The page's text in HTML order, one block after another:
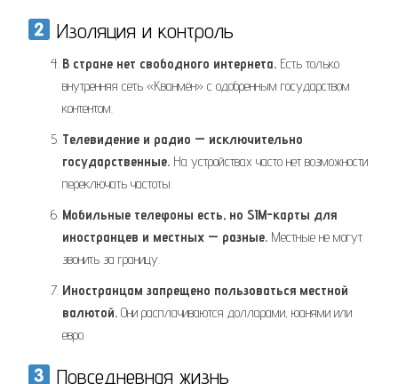
Изоляция и контроль
В стране нет свободного интернета. Есть только
внутренняя сеть «Кванмён» с одобренным государством
контентом.
Телевидение и радио — исключительно
государственные. На устройствах часто нет возможности
переключать частоты.
Мобильные телефоны есть, но SIM-карты для
иностранцев и местных — разные. Местные не могут
звонить за границу.
Иностранцам запрещено пользоваться местной
валютой. Они расплачиваются долларами, юанями или
евро.
Повседневная жизнь